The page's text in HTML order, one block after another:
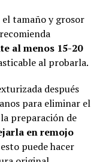
tamaño y grosor
al menos 15-20
al probarla.
después
para eliminar el
preparación de
en remojo
puede hacer